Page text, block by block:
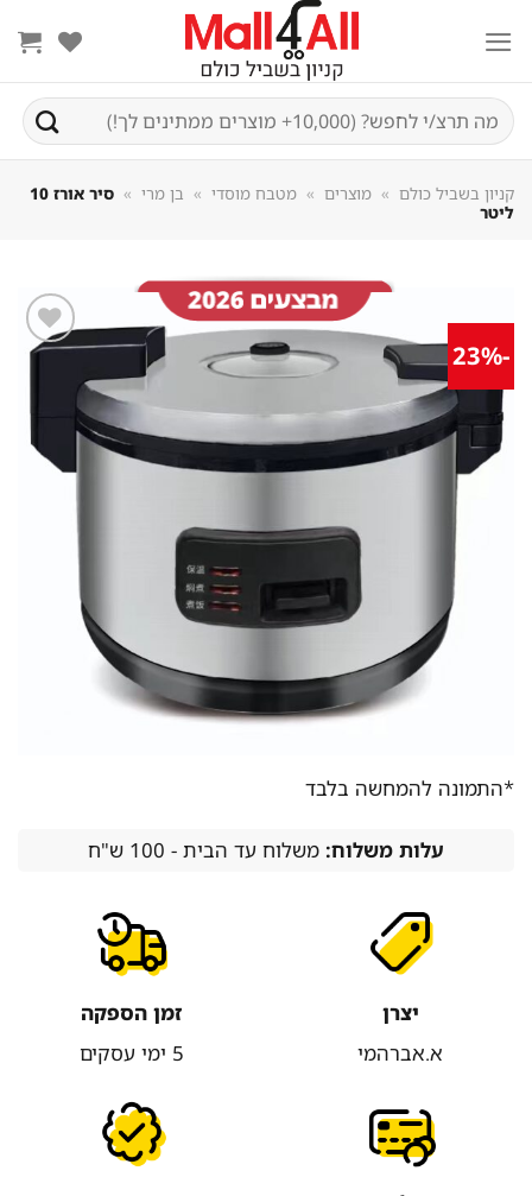
חיפוש
עבור:
קניון בשביל כולם מוצרים מטבח מוסדי בן מרי
סיר אורז 10
ליטר
במועדפים
*התמונה להמחשה בלבד
עלות משלוח:משלוח עד הבית - 100 ש"ח
יצרן
א.אברהמי
זמן הספקה
5 ימי עסקים